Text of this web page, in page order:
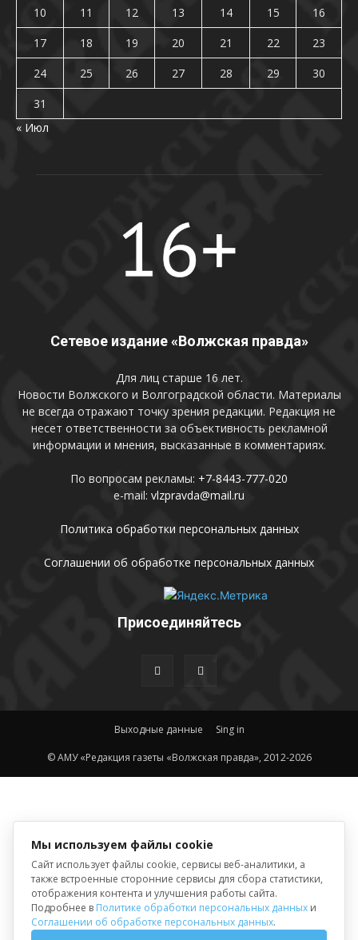
10
11 12 13 14 15
16
17
18 19 20 21 22
23
24
25 26 27 28 29
30
31
« Июл
Сетевое издание «Волжская правда»
Для лиц старше 16 лет.
Новости Волжского и Волгоградской области. Материалы
не всегда отражают точку зрения редакции. Редакция не
несет ответственности за объективность рекламной
информации и мнения, высказанные в комментариях.
По вопросам рекламы: +7-8443-777-020
e-mail: vlzpravda@mail.ru
Политика обработки персональных данных
Соглашении об обработке персональных данных
Присоединяйтесь
Выходные данные Sing in
© АМУ «Редакция газеты «Волжская правда», 2012-2026
Мы используем файлы cookie
Сайт использует файлы cookie, сервисы веб-аналитики, а
также встроенные сторонние сервисы для сбора статистики,
отображения контента и улучшения работы сайта.
Подробнее в Политике обработки персональных данных и
Соглашении об обработке персональных данных.